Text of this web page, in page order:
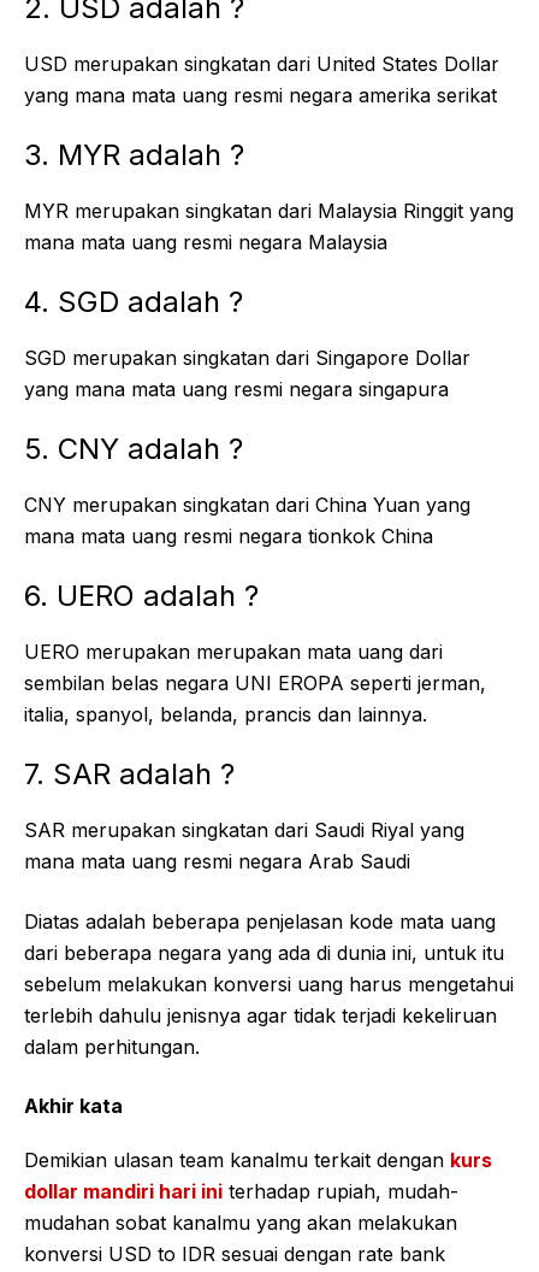
2. USD adalah ?
USD merupakan singkatan dari United States Dollar
yang mana mata uang resmi negara amerika serikat
3. MYR adalah ?
MYR merupakan singkatan dari Malaysia Ringgit yang
mana mata uang resmi negara Malaysia
4. SGD adalah ?
SGD merupakan singkatan dari Singapore Dollar
yang mana mata uang resmi negara singapura
5. CNY adalah ?
CNY merupakan singkatan dari China Yuan yang
mana mata uang resmi negara tionkok China
6. UERO adalah ?
UERO merupakan merupakan mata uang dari
sembilan belas negara UNI EROPA seperti jerman,
italia, spanyol, belanda, prancis dan lainnya.
7. SAR adalah ?
SAR merupakan singkatan dari Saudi Riyal yang
mana mata uang resmi negara Arab Saudi
Diatas adalah beberapa penjelasan kode mata uang
dari beberapa negara yang ada di dunia ini, untuk itu
sebelum melakukan konversi uang harus mengetahui
terlebih dahulu jenisnya agar tidak terjadi kekeliruan
dalam perhitungan.
Akhir kata
Demikian ulasan team kanalmu terkait dengan kurs
dollar mandiri hari ini terhadap rupiah, mudah-
mudahan sobat kanalmu yang akan melakukan
konversi USD to IDR sesuai dengan rate bank